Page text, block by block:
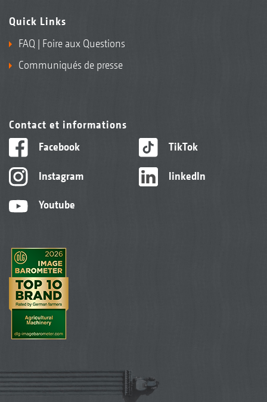
Quick Links
FAQ | Foire aux Questions
Communiqués de presse
Contact et informations
Facebook
Instagram
Youtube
TikTok
linkedIn